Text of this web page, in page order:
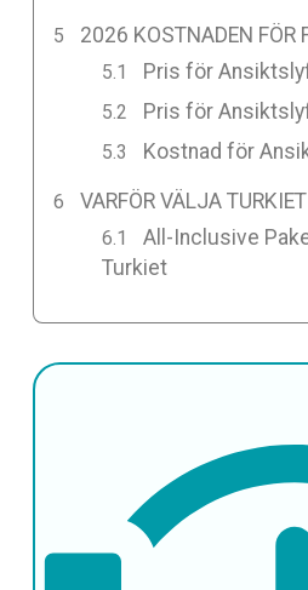
2026 KOSTNADEN FÖR
Pris för
Pris för
Kostnad för
VARFÖR VÄLJA
All-Inclusive
Turkiet